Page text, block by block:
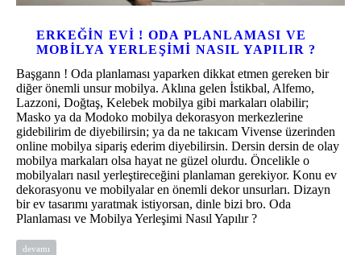
ERKEĞIN EVI ! ODA PLANLAMASI VE
MOBILYA YERLEŞIMI NASIL YAPILIR ?
Başgann ! Oda planlaması yaparken dikkat etmen gereken bir
diğer önemli unsur mobilya. Aklına gelen İstikbal, Alfemo,
Lazzoni, Doğtaş, Kelebek mobilya gibi markaları olabilir;
Masko ya da Modoko mobilya dekorasyon merkezlerine
gidebilirim de diyebilirsin; ya da ne takıcam Vivense üzerinden
online mobilya sipariş ederim diyebilirsin. Dersin dersin de olay
mobilya markaları olsa hayat ne güzel olurdu. Öncelikle o
mobilyaları nasıl yerleştireceğini planlaman gerekiyor. Konu ev
dekorasyonu ve mobilyalar en önemli dekor unsurları. Dizayn
bir ev tasarımı yaratmak istiyorsan, dinle bizi bro. Oda
Planlaması ve Mobilya Yerleşimi Nasıl Yapılır ?
devamı